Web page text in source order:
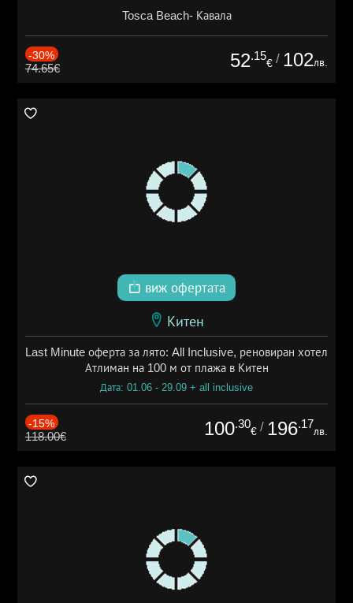
Tosca Beach- Кавала
-30%
74.65€ 52.15
€ / 102лв.
виж офертата
Китен
Last Minute оферта за лято: All Inclusive, реновиран хотел
Атлиман на 100 м от плажа в Китен
Дата: 01.06 - 29.09 + all inclusive
-15%
118.00€ 100.30
€ / 196.17
лв.